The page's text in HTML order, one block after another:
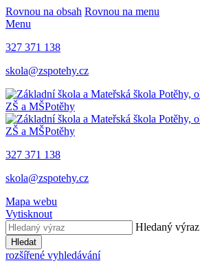
Rovnou na obsah Rovnou na menu
Menu
327 371 138
skola@zspotehy.cz
ZŠ a MŠPotěhy
ZŠ a MŠPotěhy
327 371 138
skola@zspotehy.cz
Mapa webu
Vytisknout
Hledaný výraz
Hledat
rozšířené vyhledávání